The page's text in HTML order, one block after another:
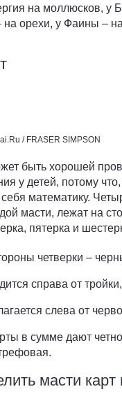
на моллюсков, у
на орехи, у Фаины –
/ FRASER SIMPSON
быть хорошей
у детей, потому
математику.
масти, лежат на
пятерка и
четверки –
справа от
слева от
в сумме дают
масти карт